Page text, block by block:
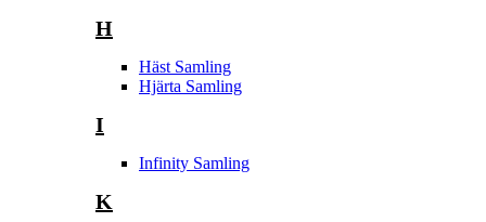
H
Häst Samling
Hjärta Samling
I
Infinity Samling
K